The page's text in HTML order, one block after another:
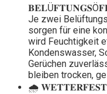
Je zwei
sorgen für eine
wird Feuchtigkeit
Kondenswasser,
Gerüchen
bleiben trocken,
🌧️ 𝐖𝐄𝐓𝐓𝐄𝐑𝐅𝐄𝐒𝐓